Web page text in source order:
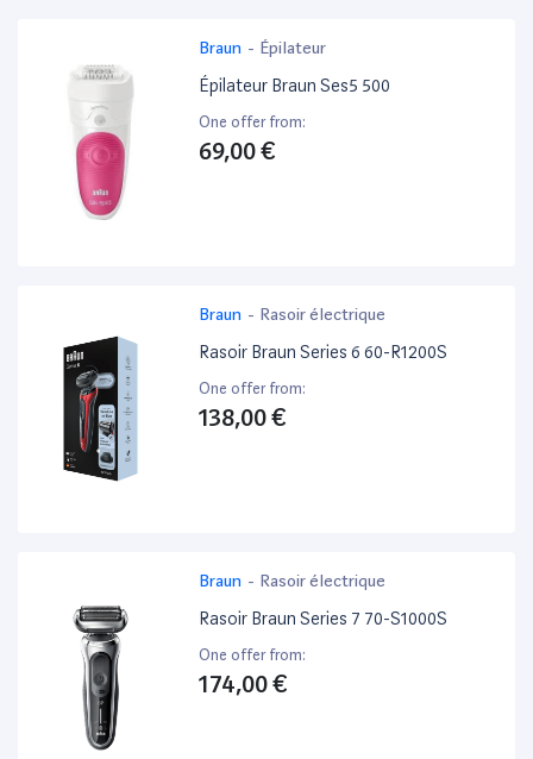
Braun - Épilateur
Épilateur Braun Ses5 500
One offer from:
69,00 €
Braun - Rasoir électrique
Rasoir Braun Series 6 60-R1200S
One offer from:
138,00 €
Braun - Rasoir électrique
Rasoir Braun Series 7 70-S1000S
One offer from:
174,00 €